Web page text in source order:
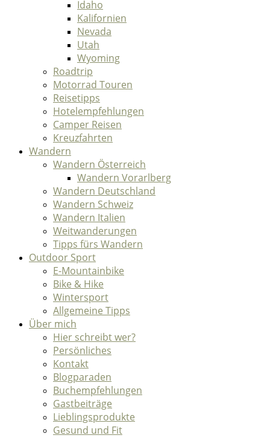
Idaho
Kalifornien
Nevada
Utah
Wyoming
Roadtrip
Motorrad Touren
Reisetipps
Hotelempfehlungen
Camper Reisen
Kreuzfahrten
Wandern
Wandern Österreich
Wandern Vorarlberg
Wandern Deutschland
Wandern Schweiz
Wandern Italien
Weitwanderungen
Tipps fürs Wandern
Outdoor Sport
E-Mountainbike
Bike & Hike
Wintersport
Allgemeine Tipps
Über mich
Hier schreibt wer?
Persönliches
Kontakt
Blogparaden
Buchempfehlungen
Gastbeiträge
Lieblingsprodukte
Gesund und Fit